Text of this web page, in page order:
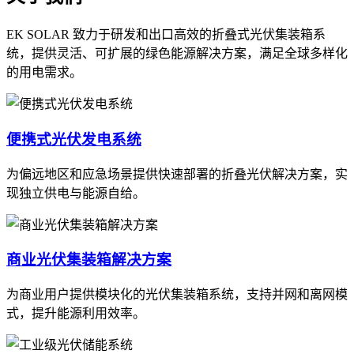
EK SOLAR 致力于研发和出口高效的折叠式光伏集装箱系
统，提供灵活、可扩展的绿色能源解决方案，满足全球多样化
的用电需求。
便携式光伏发电系统
为偏远地区和应急场景提供快速部署的折叠光伏解决方案，实
现独立供电与能源自给。
商业光伏集装箱解决方案
为商业用户提供模块化的光伏集装箱系统，支持并网和离网模
式，提升能源利用效率。